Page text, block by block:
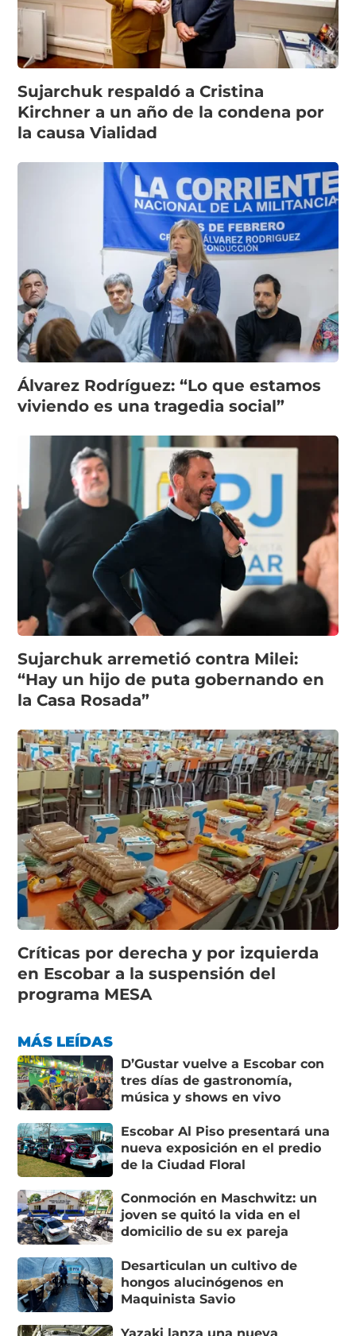
Sujarchuk respaldó a Cristina
Kirchner a un año de la condena por
la causa Vialidad
Álvarez Rodríguez: “Lo que estamos
viviendo es una tragedia social”
Sujarchuk arremetió contra Milei:
“Hay un hijo de puta gobernando en
la Casa Rosada”
Críticas por derecha y por izquierda
en Escobar a la suspensión del
programa MESA
MÁS LEÍDAS
D’Gustar vuelve a Escobar con
tres días de gastronomía,
música y shows en vivo
Escobar Al Piso presentará una
nueva exposición en el predio
de la Ciudad Floral
Conmoción en Maschwitz: un
joven se quitó la vida en el
domicilio de su ex pareja
Desarticulan un cultivo de
hongos alucinógenos en
Maquinista Savio
Yazaki lanza una nueva